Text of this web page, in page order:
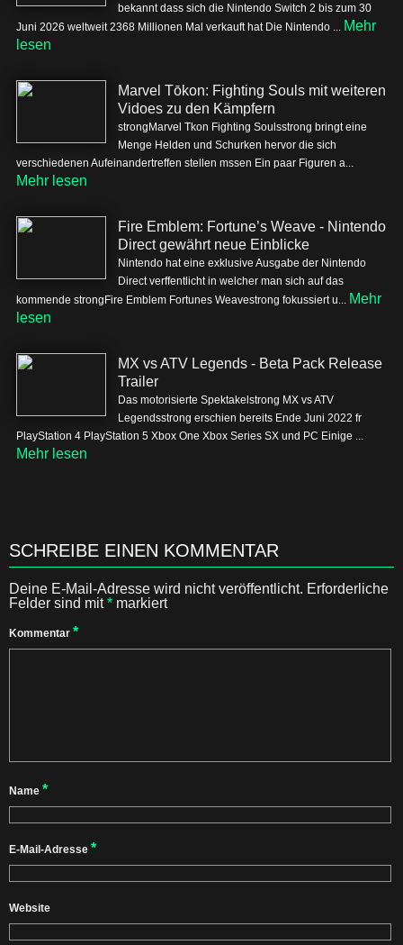
bekannt dass sich die Nintendo Switch 2 bis zum 30
Juni 2026 weltweit 2368 Millionen Mal verkauft hat Die Nintendo ... Mehr
lesen
Marvel Tōkon: Fighting Souls mit weiteren
Vidoes zu den Kämpfern
strongMarvel Tkon Fighting Soulsstrong bringt eine
Menge Helden und Schurken hervor die sich
verschiedenen Aufeinandertreffen stellen mssen Ein paar Figuren a...
Mehr lesen
Fire Emblem: Fortune’s Weave - Nintendo
Direct gewährt neue Einblicke
Nintendo hat eine exklusive Ausgabe der Nintendo
Direct verffentlicht in welcher man sich auf das
kommende strongFire Emblem Fortunes Weavestrong fokussiert u... Mehr
lesen
MX vs ATV Legends - Beta Pack Release
Trailer
Das motorisierte Spektakelstrong MX vs ATV
Legendsstrong erschien bereits Ende Juni 2022 fr
PlayStation 4 PlayStation 5 Xbox One Xbox Series SX und PC Einige ...
Mehr lesen
SCHREIBE EINEN KOMMENTAR
Deine E-Mail-Adresse wird nicht veröffentlicht. Erforderliche
Felder sind mit* markiert
Kommentar *
Name *
E-Mail-Adresse *
Website